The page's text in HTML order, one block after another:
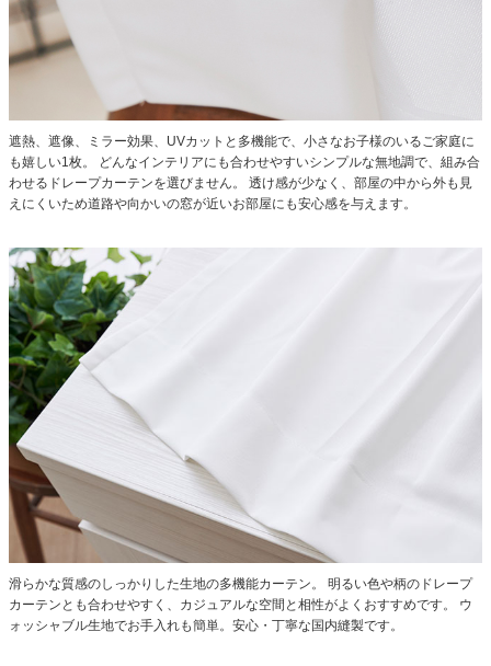
遮熱、遮像、ミラー効果、UVカットと多機能で、小さなお子様のいるご家庭に
も嬉しい1枚。
どんなインテリアにも合わせやすいシンプルな無地調で、組み合
わせるドレープカーテンを選びません。
透け感が少なく、部屋の中から外も見
えにくいため道路や向かいの窓が近いお部屋にも安心感を与えます。
滑らかな質感のしっかりした生地の多機能カーテン。
明るい色や柄のドレープ
カーテンとも合わせやすく、カジュアルな空間と相性がよくおすすめです。
ウ
ォッシャブル生地でお手入れも簡単。安心・丁寧な国内縫製です。